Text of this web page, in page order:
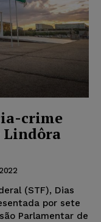
crime
Lindôra
(STF), Dias
por sete
Parlamentar de